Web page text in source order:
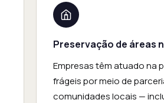
Preservação de áreas
Empresas têm atuado na
frágeis por meio de
comunidades locais —